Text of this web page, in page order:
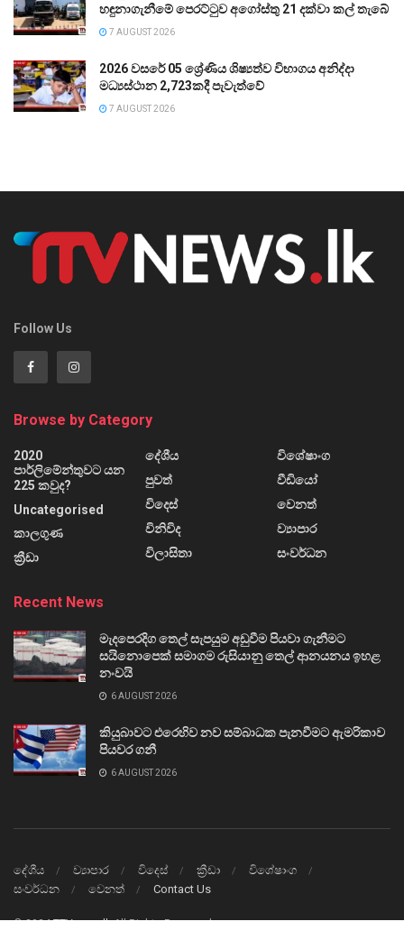
හඳුනාගැනීමේ පෙරට්ටුව අගෝස්තු 21 දක්වා කල් තැබේ
7 AUGUST 2026
2026 වසරේ 05 ශ්‍රේණිය ශිෂ්‍යත්ව විභාගය අනිද්දා
මධ්‍යස්ථාන 2,723කදී පැවැත්වේ
7 AUGUST 2026
Follow Us
Browse by Category
2020
පාර්ලිමේන්තුවට යන
225 කවුද?
Uncategorised
කාලගුණ
ක්‍රීඩා
දේශීය
පුවත්
විදෙස්
විනිවිද
විලාසිතා
විශේෂාංග
වීඩියෝ
වෙනත්
ව්‍යාපාර
සංවර්ධන
Recent News
මැදපෙරදිග තෙල් සැපයුම අඩුවීම පියවා ගැනීමට
සයිනොපෙක් සමාගම රුසියානු තෙල් ආනයනය ඉහළ
නංවයි
6 AUGUST 2026
කියුබාවට එරෙහිව නව සම්බාධක පැනවීමට ඇමරිකාව
පියවර ගනී
6 AUGUST 2026
දේශීය ව්‍යාපාර විදෙස් ක්‍රීඩා
විශේෂාංග
සංවර්ධන
වෙනත් Contact Us
© 2024TTVnews.lkAll Rights Reserved